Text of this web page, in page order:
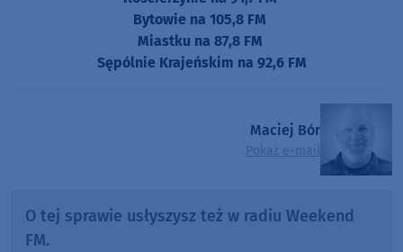
Bytowie na 105,8 FM
Miastku na 87,8 FM
Sępólnie Krajeńskim na 92,6 FM
Maciej Bór
Pokaż e-mail
O tej sprawie usłyszysz też w radiu Weekend
FM.